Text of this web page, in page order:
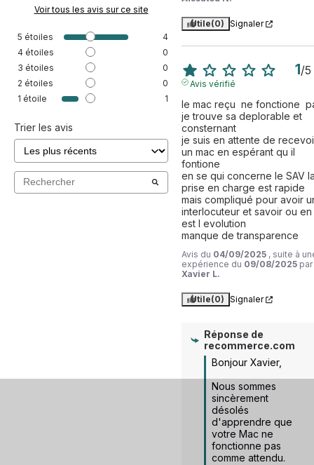
Voir tous les avis sur ce site
5 étoiles
4
4 étoiles
0
3 étoiles
0
2 étoiles
0
1 étoile 1
Trier les avis
Utile(0) Signaler
1/5
Avis vérifié
le mac reçu  ne fonctione
je trouve sa deplorable et
consternant
je suis en attente de
un mac en espérant qu il
fontione
en se qui concerne le SAV
prise en charge est rapide
mais compliqué pour avoir
interlocuteur et savoir ou en
est l evolution
manque de transparence
Avis du 04/09/2025 , suite à
expérience du 09/08/2025 par
Xavier L.
Utile(0) Signaler
Réponse de
recommerce.com
Bonjour Xavier,
Nous sommes
sincèrement
désolés
d'apprendre que
votre Mac ne
fonctionne pas
comme attendu.